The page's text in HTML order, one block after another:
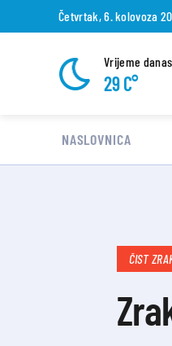
Četvrtak, 6. kolovoza
Vrijeme danas
29 C°
NASLOVNICA
ČIST